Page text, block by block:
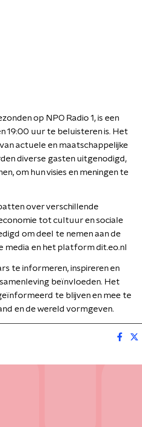
op NPO Radio 1, is een
19:00 uur te beluisteren is. Het
actuele en maatschappelijke
diverse gasten uitgenodigd,
om hun visies en meningen te
over verschillende
tot cultuur en sociale
om deel te nemen aan de
media en het platform dit.eo.nl
te informeren, inspireren en
beïnvloeden. Het
te blijven en mee te
en de wereld vormgeven.